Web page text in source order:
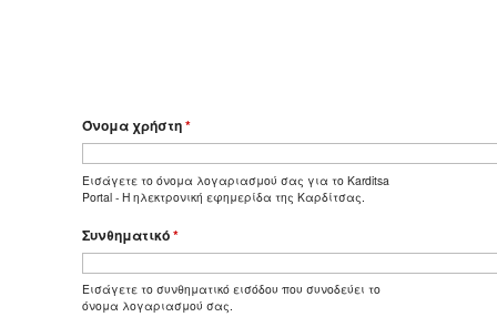
Όνομα χρήστη*
Εισάγετε το όνομα λογαριασμού σας για το Karditsa
Portal - Η ηλεκτρονική εφημερίδα της Καρδίτσας.
Συνθηματικό*
Εισάγετε το συνθηματικό εισόδου που συνοδεύει το
όνομα λογαριασμού σας.